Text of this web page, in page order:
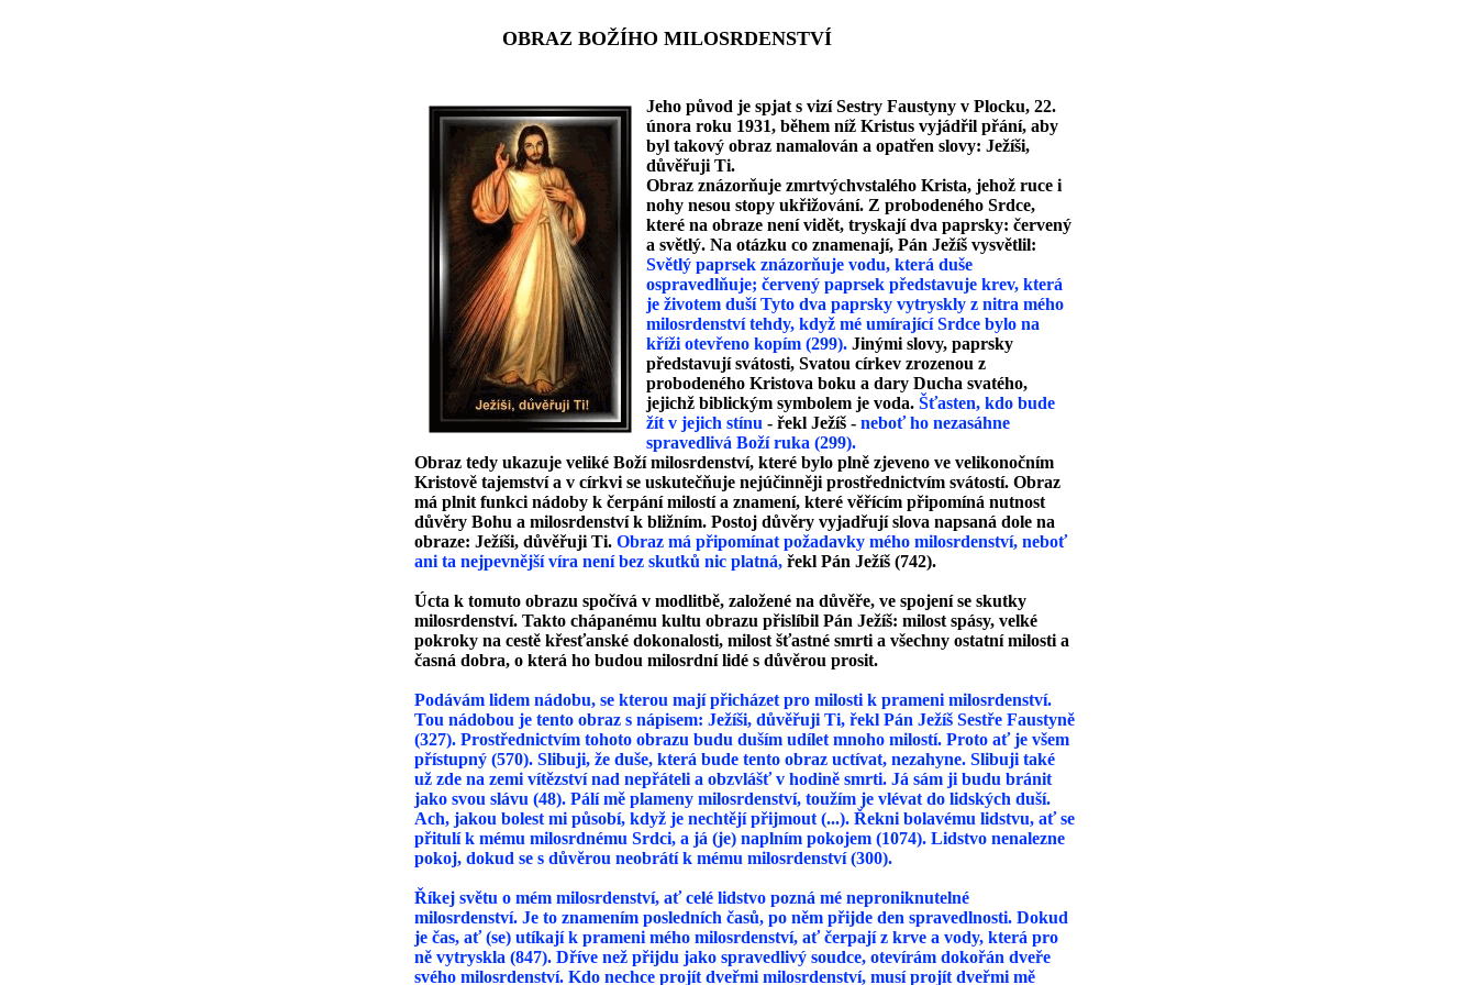
OBRAZ BOŽÍHO MILOSRDENSTVÍ
Jeho původ je spjat s vizí Sestry Faustyny v Plocku, 22.
února roku 1931, během níž Kristus vyjádřil přání, aby
byl takový obraz namalován a opatřen slovy: Ježíši,
důvěřuji Ti.
Obraz znázorňuje zmrtvýchvstalého Krista, jehož ruce i
nohy nesou stopy ukřižování. Z probodeného Srdce,
které na obraze není vidět, tryskají dva paprsky: červený
a světlý. Na otázku co znamenají, Pán Ježíš vysvětlil:
Světlý paprsek znázorňuje vodu, která duše
ospravedlňuje; červený paprsek představuje krev, která
je životem duší Tyto dva paprsky vytryskly z nitra mého
milosrdenství tehdy, když mé umírající Srdce bylo na
kříži otevřeno kopím (299). Jinými slovy, paprsky
představují svátosti, Svatou církev zrozenou z
probodeného Kristova boku a dary Ducha svatého,
jejichž biblickým symbolem je voda. Šťasten, kdo bude
žít v jejich stínu - řekl Ježíš - neboť ho nezasáhne
spravedlivá Boží ruka (299).
Obraz tedy ukazuje veliké Boží milosrdenství, které bylo plně zjeveno ve velikonočním
Kristově tajemství a v církvi se uskutečňuje nejúčinněji prostřednictvím svátostí. Obraz
má plnit funkci nádoby k čerpání milostí a znamení, které věřícím připomíná nutnost
důvěry Bohu a milosrdenství k bližním. Postoj důvěry vyjadřují slova napsaná dole na
obraze: Ježíši, důvěřuji Ti. Obraz má připomínat požadavky mého milosrdenství, neboť
ani ta nejpevnější víra není bez skutků nic platná, řekl Pán Ježíš (742).
Úcta k tomuto obrazu spočívá v modlitbě, založené na důvěře, ve spojení se skutky
milosrdenství. Takto chápanému kultu obrazu přislíbil Pán Ježíš: milost spásy, velké
pokroky na cestě křesťanské dokonalosti, milost šťastné smrti a všechny ostatní milosti a
časná dobra, o která ho budou milosrdní lidé s důvěrou prosit.
Podávám lidem nádobu, se kterou mají přicházet pro milosti k prameni milosrdenství.
Tou nádobou je tento obraz s nápisem: Ježíši, důvěřuji Ti, řekl Pán Ježíš Sestře Faustyně
(327). Prostřednictvím tohoto obrazu budu duším udílet mnoho milostí. Proto ať je všem
přístupný (570). Slibuji, že duše, která bude tento obraz uctívat, nezahyne. Slibuji také
už zde na zemi vítězství nad nepřáteli a obzvlášť v hodině smrti. Já sám ji budu bránit
jako svou slávu (48). Pálí mě plameny milosrdenství, toužím je vlévat do lidských duší.
Ach, jakou bolest mi působí, když je nechtějí přijmout (...). Řekni bolavému lidstvu, ať se
přitulí k mému milosrdnému Srdci, a já (je) naplním pokojem (1074). Lidstvo nenalezne
pokoj, dokud se s důvěrou neobrátí k mému milosrdenství (300).
Říkej světu o mém milosrdenství, ať celé lidstvo pozná mé neproniknutelné
milosrdenství. Je to znamením posledních časů, po něm přijde den spravedlnosti. Dokud
je čas, ať (se) utíkají k prameni mého milosrdenství, ať čerpají z krve a vody, která pro
ně vytryskla (847). Dříve než přijdu jako spravedlivý soudce, otevírám dokořán dveře
svého milosrdenství. Kdo nechce projít dveřmi milosrdenství, musí projít dveřmi mě